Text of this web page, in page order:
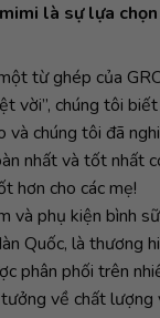
là sự lựa
từ ghép của
vời”, chúng tôi
và chúng tôi đã
nhất và tốt nhất
hơn cho các mẹ!
và phụ kiện bình
Quốc, là thương
phân phối trên
về chất lượng